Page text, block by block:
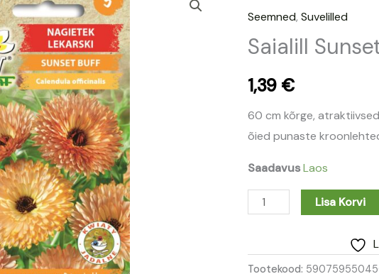
Seemned,Suvelilled
Saialill
1,39 €
60 cm kõrge,
õied punaste
SaadavusLaos
Sunset
kogus
Lisa Korvi
Tootekood: